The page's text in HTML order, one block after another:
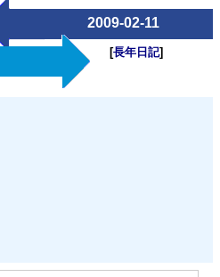
2009-02-11
[長年日記]